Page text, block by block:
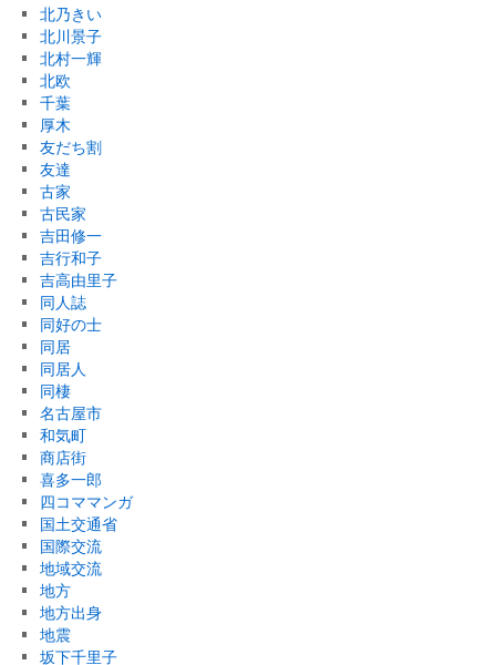
北乃きい
北川景子
北村一輝
北欧
千葉
厚木
友だち割
友達
古家
古民家
吉田修一
吉行和子
吉高由里子
同人誌
同好の士
同居
同居人
同棲
名古屋市
和気町
商店街
喜多一郎
四コママンガ
国土交通省
国際交流
地域交流
地方
地方出身
地震
坂下千里子